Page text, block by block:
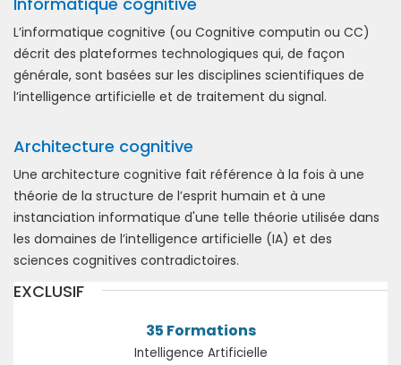
L’informatique cognitive (ou Cognitive computin ou CC)
décrit des plateformes technologiques qui, de façon
générale, sont basées sur les disciplines scientifiques de
l’intelligence artificielle et de traitement du signal.
Architecture cognitive
Une architecture cognitive fait référence à la fois à une
théorie de la structure de l’esprit humain et à une
instanciation informatique d'une telle théorie utilisée dans
les domaines de l’intelligence artificielle (IA) et des
sciences cognitives contradictoires.
EXCLUSIF
35 Formations
Intelligence Artificielle